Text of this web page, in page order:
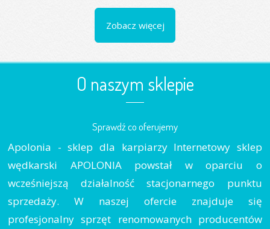
Zobacz więcej
O naszym sklepie
Sprawdź co oferujemy
Apolonia - sklep dla karpiarzy Internetowy sklep
wędkarski APOLONIA powstał w oparciu o
wcześniejszą działalność stacjonarnego punktu
sprzedaży. W naszej ofercie znajduje się
profesjonalny sprzęt renomowanych producentów